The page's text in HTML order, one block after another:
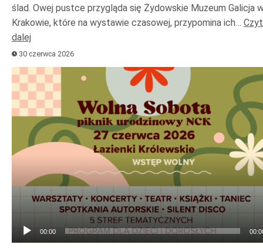
ślad. Owej pustce przygląda się Żydowskie Muzeum Galicja
Krakowie, które na wystawie czasowej, przypomina ich…
dalej
30 czerwca 2026
Odtwarzacz
plików
dźwiękowych
00:00